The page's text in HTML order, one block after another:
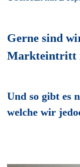
Gerne sind
Markteintritt
Und so gibt es
welche wir